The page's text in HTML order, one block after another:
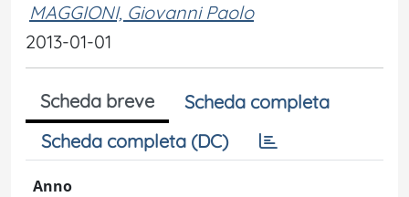
MAGGIONI, Giovanni Paolo
2013-01-01
Scheda breve
Scheda completa
Scheda completa (DC)
Anno